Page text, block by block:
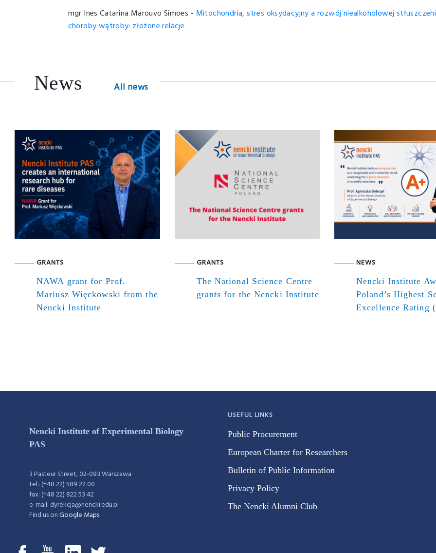
mgr Ines Catarina Marouvo Simoes - Mitochondria, stres oksydacyjny a rozwój niealkoholowej
choroby wątroby: złożone relacje
News All news
GRANTS
NAWA grant for Prof.
Mariusz Więckowski from the
Nencki Institute
GRANTS
The National Science Centre
grants for the Nencki Institute
NEWS
Nencki Institute
Poland’s Highest
Excellence Rating
Nencki Institute of Experimental Biology
PAS
3 Pasteur Street, 02-093 Warszawa
tel.: (+48 22) 589 22 00
fax: (+48 22) 822 53 42
e-mail: dyrekcja@nencki.edu.pl
Find us onGoogle Maps
USEFUL LINKS
Public Procurement
European Charter for Researchers
Bulletin of Public Information
Privacy Policy
The Nencki Alumni Club